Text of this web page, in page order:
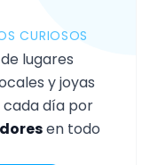
CURIOSOS
lugares
y joyas
cada día por
en todo